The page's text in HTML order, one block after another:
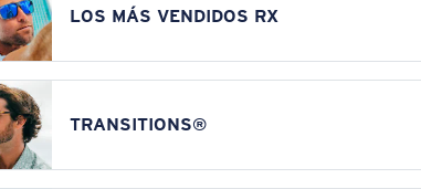
LOS MÁS VENDIDOS RX
TRANSITIONS®